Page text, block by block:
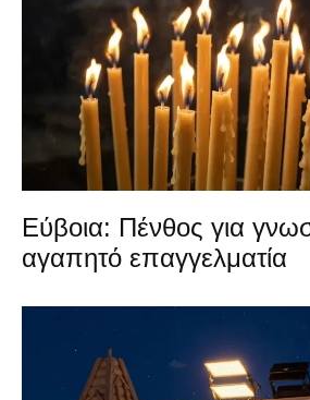
Εύβοια: Πένθος για
αγαπητό επαγγελματία